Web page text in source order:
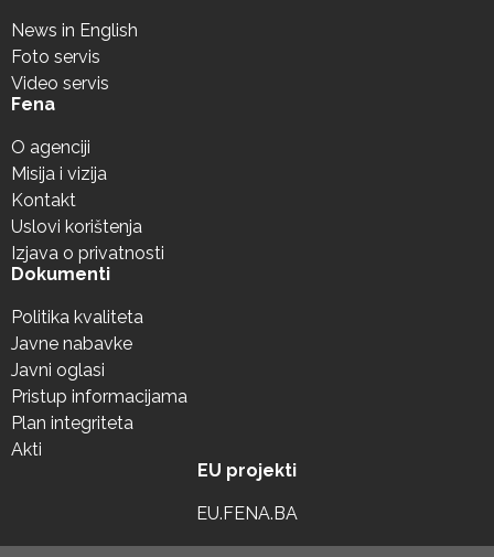
News in English
Foto servis
Video servis
Fena
O agenciji
Misija i vizija
Kontakt
Uslovi korištenja
Izjava o privatnosti
Dokumenti
Politika kvaliteta
Javne nabavke
Javni oglasi
Pristup informacijama
Plan integriteta
Akti
EU projekti
EU.FENA.BA